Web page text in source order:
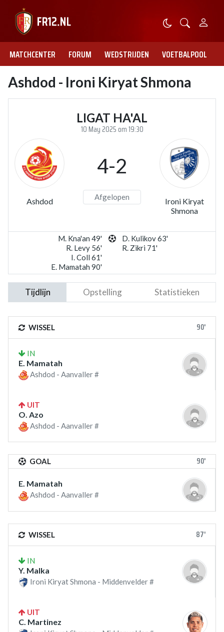
MATCHCENTER FORUM WEDSTRIJDEN VOETBALPOOL
Ashdod - Ironi Kiryat Shmona
LIGAT HA'AL
10 May 2025 om 19:30
Ashdod
4-2
Afgelopen
Ironi Kiryat
Shmona
M. Kna'an 49'
R. Levy 56'
I. Coll 61'
E. Mamatah 90'
D. Kulikov 63'
R. Zikri 71'
Tijdlijn Opstelling Statistieken
WISSEL 90'
IN
E. Mamatah
Ashdod - Aanvaller #
UIT
O. Azo
Ashdod - Aanvaller #
GOAL 90'
E. Mamatah
Ashdod - Aanvaller #
WISSEL 87'
IN
Y. Malka
Ironi Kiryat Shmona - Middenvelder #
UIT
C. Martinez